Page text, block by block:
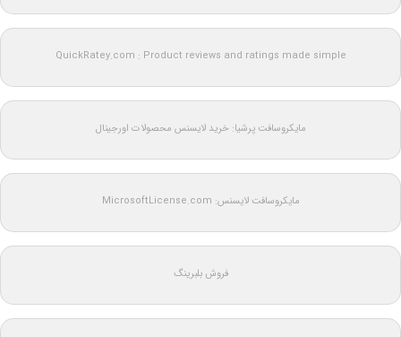
QuickRatey.com : Product reviews and ratings made simple
مایکروسافت پرشیا: خرید لایسنس محصولات اورجینال
مایکروسافت لایسنس: MicrosoftLicense.com
فروش بلبرینگ